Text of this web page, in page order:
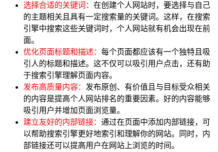
选择合适的关键词： 在创建个人网站时，要选择与自己
的主题相关且具有一定搜索量的关键词。这样，在搜索
引擎中搜索这些关键词时，个人网站就有机会出现在前
面。
优化页面标题和描述： 每个页面都应该有一个独特且吸
引人的标题和描述。这不仅可以吸引用户点击，还有助
于搜索引擎理解页面内容。
发布高质量内容： 发布原创、有价值且与目标受众相关
的内容是提高个人网站排名的重要因素。好的内容能够
吸引用户并增加页面浏览量。
建立友好的内部链接： 通过在页面中添加内部链接，可
以帮助搜索引擎更好地索引和理解你的网站。同时，内
部链接还可以提高用户在网站上浏览的时间。